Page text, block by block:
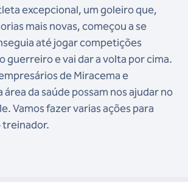
excepcional, um goleiro que,
mais novas, começou a se
até jogar competições
guerreiro e vai dar a volta por cima.
de Miracema e
área da saúde possam nos ajudar no
Vamos fazer varias ações para
treinador.